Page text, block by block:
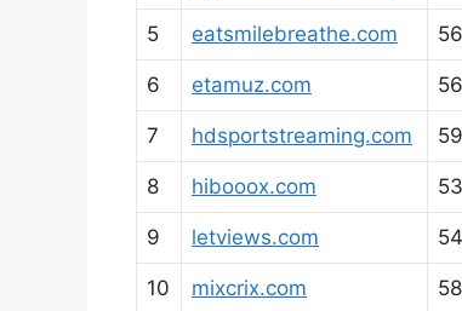
5 eatsmilebreathe.com 56
6 etamuz.com 56
7 hdsportstreaming.com 59
8 hibooox.com 53
9 letviews.com 54
10 mixcrix.com 58